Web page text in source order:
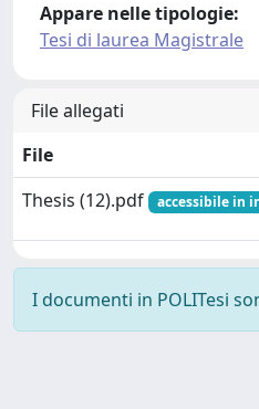
Appare nelle tipologie:
Tesi di laurea Magistrale
File allegati
File
Thesis (12).pdf
accessibile in
I documenti in POLITesi